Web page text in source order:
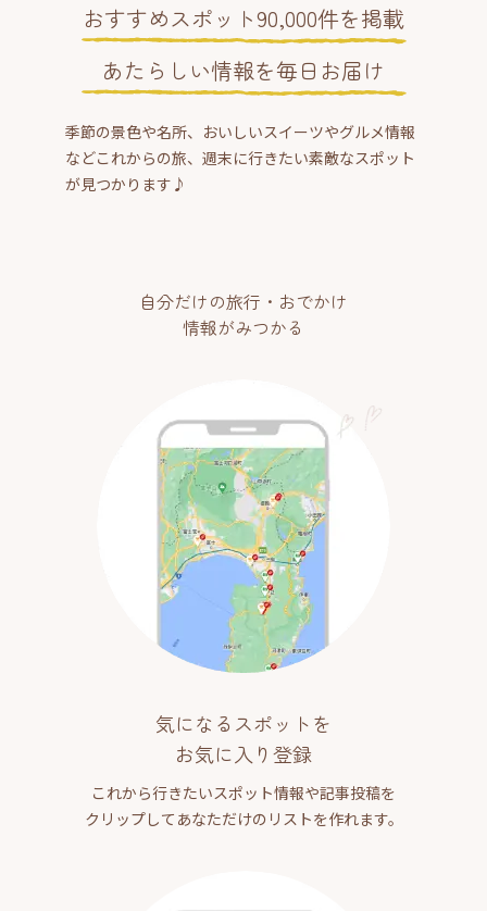
おすすめスポット90,000件を掲載
あたらしい情報を毎日お届け
季節の景色や名所、おいしいスイーツやグルメ情報
などこれからの旅、週末に行きたい素敵なスポット
が見つかります♪
自分だけの旅行・おでかけ
情報がみつかる
気になるスポットを
お気に入り登録
これから行きたいスポット情報や記事投稿を
クリップしてあなただけのリストを作れます。